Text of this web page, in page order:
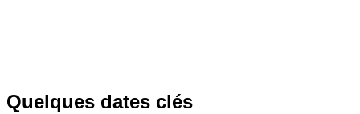
Quelques dates clés